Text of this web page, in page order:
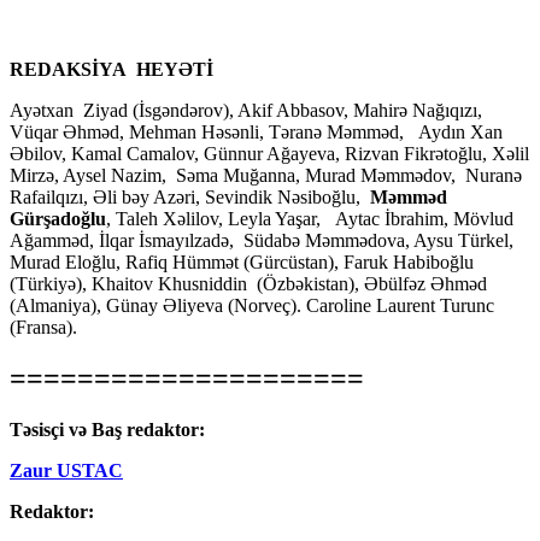
REDAKSİYA HEYƏTİ
Ayətxan Ziyad (İsgəndərov), Akif Abbasov, Mahirə Nağıqızı,
Vüqar Əhməd, Mehman Həsənli, Təranə Məmməd, Aydın Xan
Əbilov, Kamal Camalov, Günnur Ağayeva, Rizvan Fikrətoğlu, Xəlil
Mirzə, Aysel Nazim, Səma Muğanna, Murad Məmmədov, Nuranə
Rafailqızı, Əli bəy Azəri, Sevindik Nəsiboğlu, Məmməd
Gürşadoğlu, Taleh Xəlilov, Leyla Yaşar, Aytac İbrahim, Mövlud
Ağamməd, İlqar İsmayılzadə, Südabə Məmmədova, Aysu Türkel,
Murad Eloğlu, Rafiq Hümmət (Gürcüstan), Faruk Habiboğlu
(Türkiyə), Khaitov Khusniddin (Özbəkistan), Əbülfəz Əhməd
(Almaniya), Günay Əliyeva (Norveç). Caroline Laurent Turunc
(Fransa).
=====================
Təsisçi və Baş redaktor:
Zaur USTAC
Redaktor: